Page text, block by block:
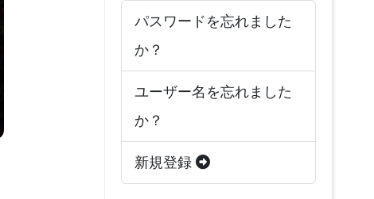
パスワードを忘れました
か？
ユーザー名を忘れました
か？
新規登録